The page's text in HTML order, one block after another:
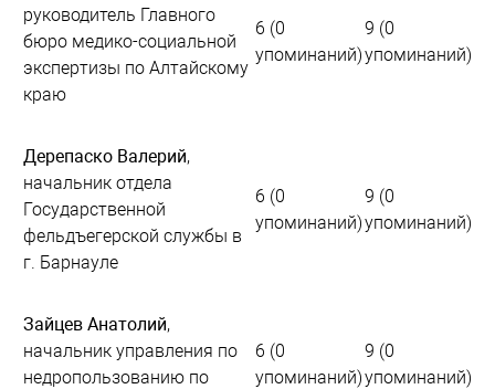
руководитель Главного
бюро медико-социальной
экспертизы по Алтайскому
краю
6 (0
упоминаний)
9 (0
упоминаний)
Дерепаско Валерий,
начальник отдела
Государственной
фельдъегерской службы в
г. Барнауле
6 (0
упоминаний)
9 (0
упоминаний)
Зайцев Анатолий,
начальник управления по
недропользованию по
6 (0
упоминаний)
9 (0
упоминаний)